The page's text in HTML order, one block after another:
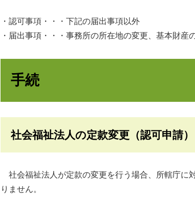
・認可事項・・・下記の届出事項以外
・届出事項・・・事務所の所在地の変更、基本財産
手続
社会福祉法人の定款変更（認可申請）
社会福祉法人が定款の変更を行う場合、所轄庁に
りません。